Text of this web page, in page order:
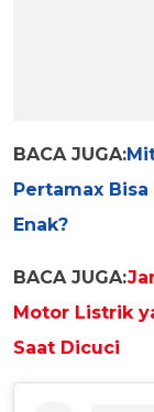
BACA JUGA:
Pertamax
Enak?
BACA JUGA:
Motor Listrik
Saat Dicuci